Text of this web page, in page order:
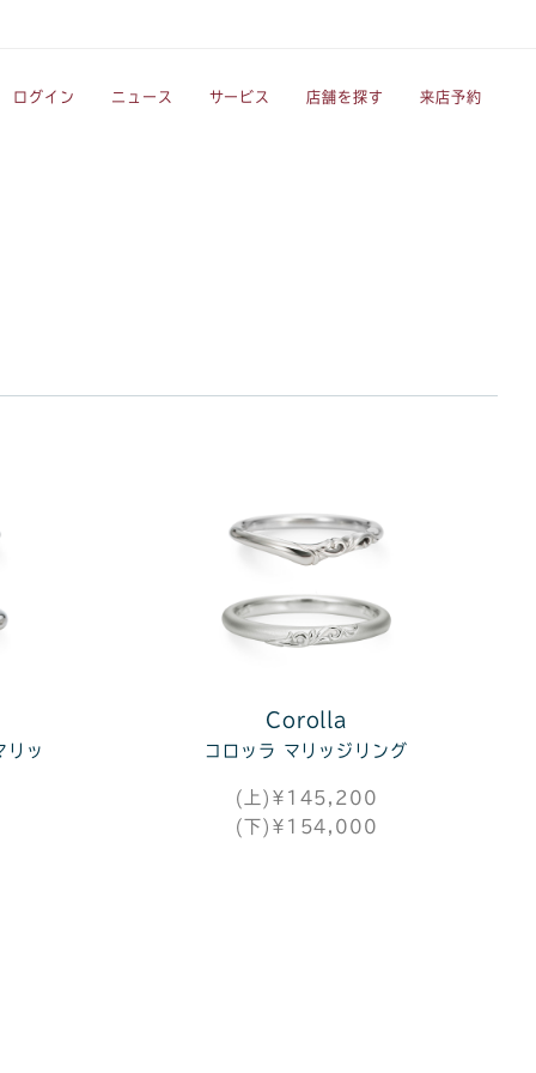
ログイン ニュース サービス 店舗を探す 来店予約
リッ
Corolla
コロッラ マリッジリング
(上)¥145,200
(下)¥154,000